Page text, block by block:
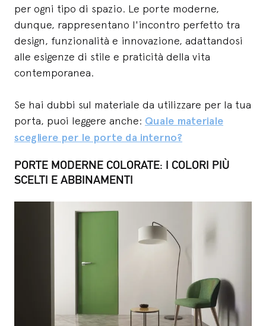
per ogni tipo di spazio. Le porte moderne,
dunque, rappresentano l'incontro perfetto tra
design, funzionalità e innovazione, adattandosi
alle esigenze di stile e praticità della vita
contemporanea.
Se hai dubbi sul materiale da utilizzare per la tua
porta, puoi leggere anche: Quale materiale
scegliere per le porte da interno?
PORTE MODERNE COLORATE: I COLORI PIÙ
SCELTI E ABBINAMENTI